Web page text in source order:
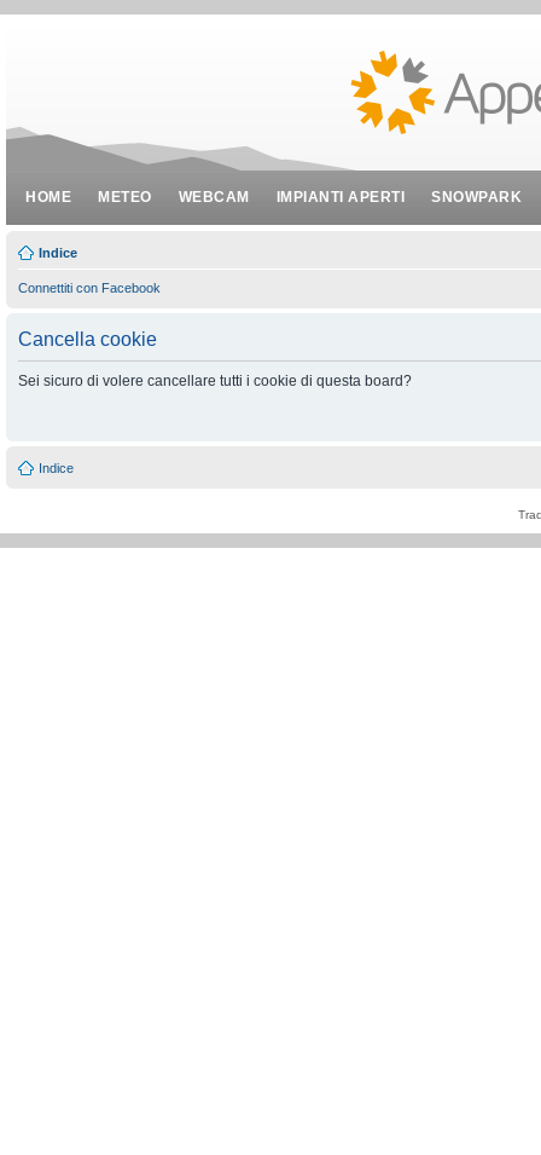
HOME METEO WEBCAM IMPIANTI APERTI SNOWPARK
Indice
Connettiti con Facebook
Cancella cookie
Sei sicuro di volere cancellare tutti i cookie di questa board?
Indice